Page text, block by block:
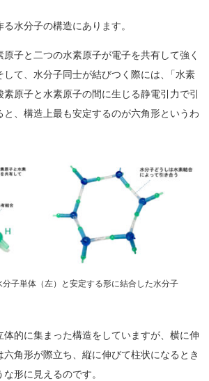
水分子の構造にあります。
子と二つの水素原子が電子を共有して強く
て、水分子同士が結びつく際には
「水素
原子と水素原子の間に生じる静電引力で引
と、構造上最も安定するのが六角形というわ
分子単体（左）と安定する形に結合した水分子
的に集まった構造をしていますが、横に伸
角形が際立ち、縦に伸びて柱状になるとき
形に見えるのです。